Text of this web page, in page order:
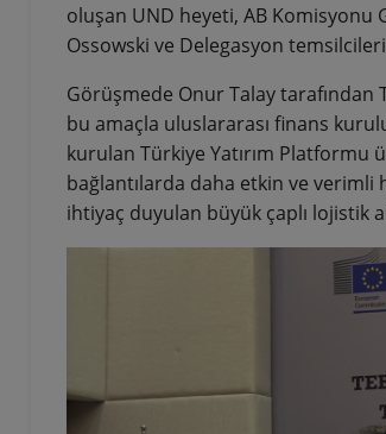
oluşan UND heyeti, AB Komisyonu
Ossowski ve Delegasyon
Görüşmede Onur Talay tarafından
bu amaçla uluslararası finans
kurulan Türkiye Yatırım Platformu
bağlantılarda daha etkin ve
ihtiyaç duyulan büyük çaplı lojistik